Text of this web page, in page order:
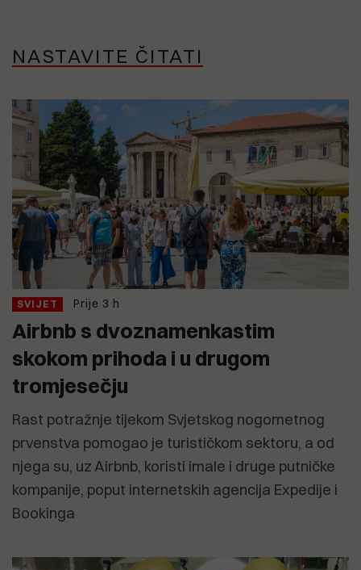
NASTAVITE ČITATI
SVIJET Prije 3 h
Airbnb s dvoznamenkastim
skokom prihoda i u drugom
tromjesečju
Rast potražnje tijekom Svjetskog nogometnog
prvenstva pomogao je turističkom sektoru, a od
njega su, uz Airbnb, koristi imale i druge putničke
kompanije, poput internetskih agencija Expedije i
Bookinga